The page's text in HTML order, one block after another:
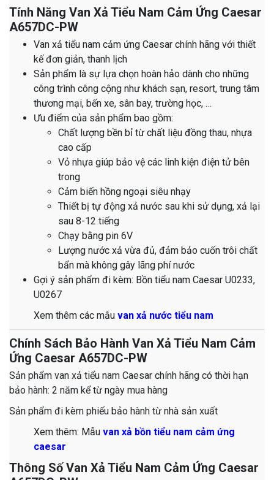
Tính Năng Van Xả Tiểu Nam Cảm Ứng Caesar
A657DC-PW
Van xả tiểu nam cảm ứng Caesar chính hãng với thiết
kế đơn giản, thanh lịch
Sản phẩm là sự lựa chọn hoàn hảo dành cho những
công trình công cộng như khách sạn, resort, trung tâm
thương mại, bến xe, sân bay, trường học, …
Ưu điểm của sản phẩm bao gồm:
Chất lượng bền bỉ từ chất liệu đồng thau, nhựa
cao cấp
Vỏ nhựa giúp bảo vệ các linh kiện điện tử bên
trong
Cảm biến hồng ngoại siêu nhạy
Thiết bị tự động xả nước sau khi sử dụng, xả lại
sau 8-12 tiếng
Chạy bằng pin 6V
Lượng nước xả vừa đủ, đảm bảo cuốn trôi chất
bẩn mà không gây lãng phí nước
Gợi ý sản phẩm đi kèm: Bồn tiểu nam Caesar U0233,
U0267
​​​​​​​​​​​​​​​​​​​​​​​​​​​​​​​​​​​​​​​​​​​​​​​​​​​​​​​​​​​​​​​​​​​​​​​​​​​​​​​​​​​​​​​​​​​​​​​​​​​​​​​​​​​​​​​​Xem thêm các mẫu van xả nước tiểu nam
Chính Sách Bảo Hành Van Xả Tiểu Nam Cảm
Ứng Caesar A657DC-PW
Sản phẩm van xả tiểu nam Caesar chính hãng có thời hạn
bảo hành: 2 năm kể từ ngày mua hàng
Sản phẩm đi kèm phiếu bảo hành từ nhà sản xuất
​​​​​​​​​​​​​​​​​​​​​Xem thêm: Mẫu van xả bồn tiểu nam cảm ứng
caesar
Thông Số Van Xả Tiểu Nam Cảm Ứng Caesar